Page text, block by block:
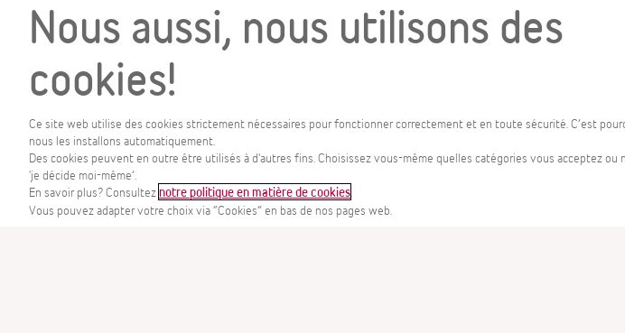
MENU
qualification (PDF)
Signature du contrat
Pour nous assurer que nos
documents contractuels sont
Nous aussi, nous utilisons des
cookies!
Ce site web utilise des cookies strictement nécessaires pour fonctionner correctement et en toute sécurité. C’est
nous les installons automatiquement.
Des cookies peuvent en outre être utilisés à d'autres fins. Choisissez vous-même quelles catégories vous acceptez ou
'je décide moi-même’.
En savoir plus? Consulteznotre politique en matière de cookies
Vous pouvez adapter votre choix via “Cookies” en bas de nos pages web.